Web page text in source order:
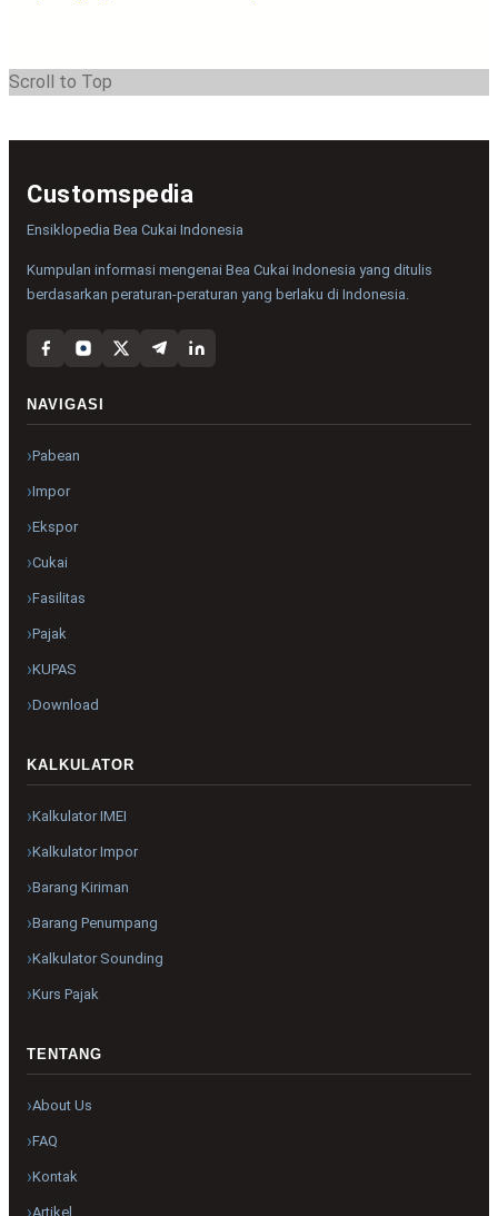
Scroll to Top
Customspedia
Ensiklopedia Bea Cukai Indonesia
Kumpulan informasi mengenai Bea Cukai Indonesia yang ditulis
berdasarkan peraturan-peraturan yang berlaku di Indonesia.
NAVIGASI
Pabean
Impor
Ekspor
Cukai
Fasilitas
Pajak
KUPAS
Download
KALKULATOR
Kalkulator IMEI
Kalkulator Impor
Barang Kiriman
Barang Penumpang
Kalkulator Sounding
Kurs Pajak
TENTANG
About Us
FAQ
Kontak
Artikel